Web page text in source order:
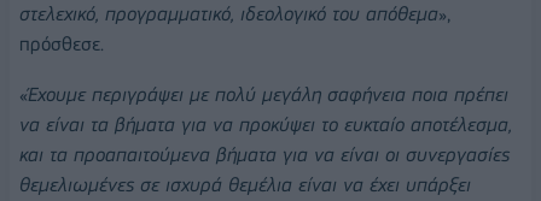
στελεχικό, προγραμματικό, ιδεολογικό του απόθεμα»,
πρόσθεσε.
«Έχουμε περιγράψει με πολύ μεγάλη σαφήνεια ποια πρέπει
να είναι τα βήματα για να προκύψει το ευκταίο αποτέλεσμα,
και τα προαπαιτούμενα βήματα για να είναι οι συνεργασίες
θεμελιωμένες σε ισχυρά θεμέλια είναι να έχει υπάρξει